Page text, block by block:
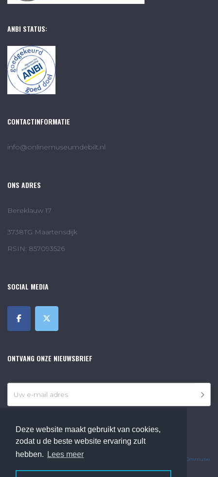
Deze website maakt gebruikt van cookies,
zodat u de beste website ervaring zult
hebben.
Lees meer
ANBI STATUS:
CONTACTINFORMATIE
info@onlinemuseumdebilt.nl
ONS ADRES
Bereklauw 17
3738TG Maartensdijk
RSIN: 857093526
SOCIAL MEDIA
ONTVANG ONZE NIEUWSBRIEF
©2018 Online Museum de Bilt. Alle rechten voorbehouden.
Ommune